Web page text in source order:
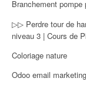
Branchement
▷▷ Perdre tour de
niveau 3 | Cours de
Coloriage nature
Odoo email marketing